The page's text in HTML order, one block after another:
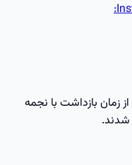
زمان بازداشت با نجمه
شدند.